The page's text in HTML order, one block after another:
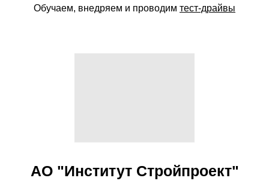
Обучаем, внедряем и проводим тест-драйвы
АО "Институт Стройпроект"